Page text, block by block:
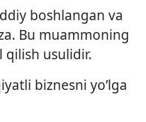
boshlangan va
Bu muammoning
qilish usulidir.
biznesni yo’lga